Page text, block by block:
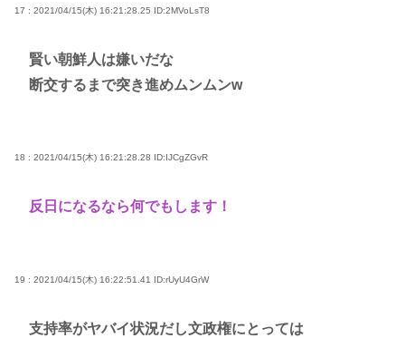
17 : 2021/04/15(木) 16:21:28.25 ID:2MVoLsT8
賢い朝鮮人は嫌いだな
断交するまで突き進めムンムンw
18 : 2021/04/15(木) 16:21:28.28 ID:IJCgZGvR
反日になるなら何でもします！
19 : 2021/04/15(木) 16:22:51.41 ID:rUyU4GrW
支持率がヤバイ状況だし文政権にとっては